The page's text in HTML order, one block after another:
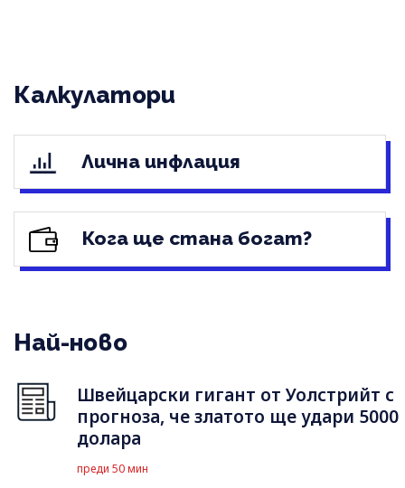
Калкулатори
Лична инфлация
Кога ще стана богат?
Най-ново
Швейцарски гигант от Уолстрийт с
прогноза, че златото ще удари 5000
долара
преди 50 мин